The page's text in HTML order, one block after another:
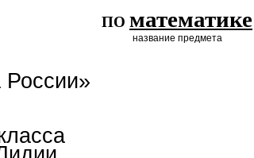
ПО математике
название предмета